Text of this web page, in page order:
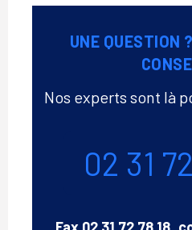
UNE QUESTION
Nos experts sont là
02 31